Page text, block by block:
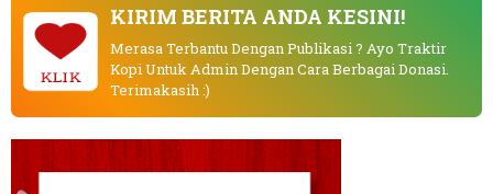
KLIK
KIRIM BERITA ANDA KESINI!
Merasa Terbantu Dengan Publikasi ? Ayo Traktir
Kopi Untuk Admin Dengan Cara Berbagai Donasi.
Terimakasih :)